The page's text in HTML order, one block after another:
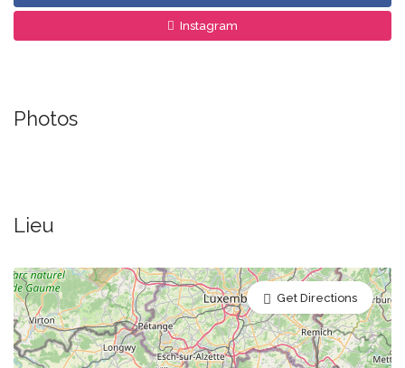
Instagram
Photos
Lieu
Get Directions